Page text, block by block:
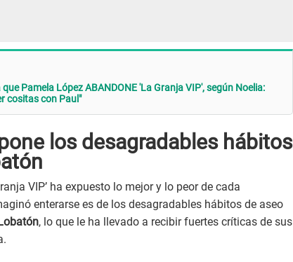
Pamela López ABANDONE 'La Granja VIP', según Noelia:
cositas con Paul"
los desagradables hábitos
VIP’ ha expuesto lo mejor y lo peor de cada
enterarse es de los desagradables hábitos de aseo
, lo que le ha llevado a recibir fuertes críticas de sus